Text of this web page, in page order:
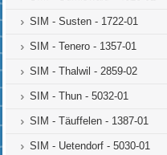
SIM - Susten - 1722-01
SIM - Tenero - 1357-01
SIM - Thalwil - 2859-02
SIM - Thun - 5032-01
SIM - Täuffelen - 1387-01
SIM - Uetendorf - 5030-01